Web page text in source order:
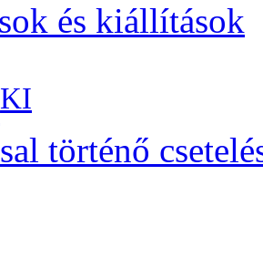
és kiállítások
KI
történő